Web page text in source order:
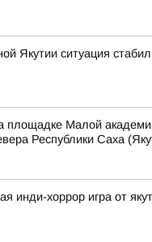
Якутии ситуация
площадке Малой
Республики Саха
инди-хоррор игра от